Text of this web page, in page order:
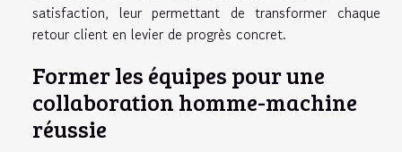
satisfaction, leur permettant de transformer chaque
retour client en levier de progrès concret.
Former les équipes pour une
collaboration homme-machine
réussie